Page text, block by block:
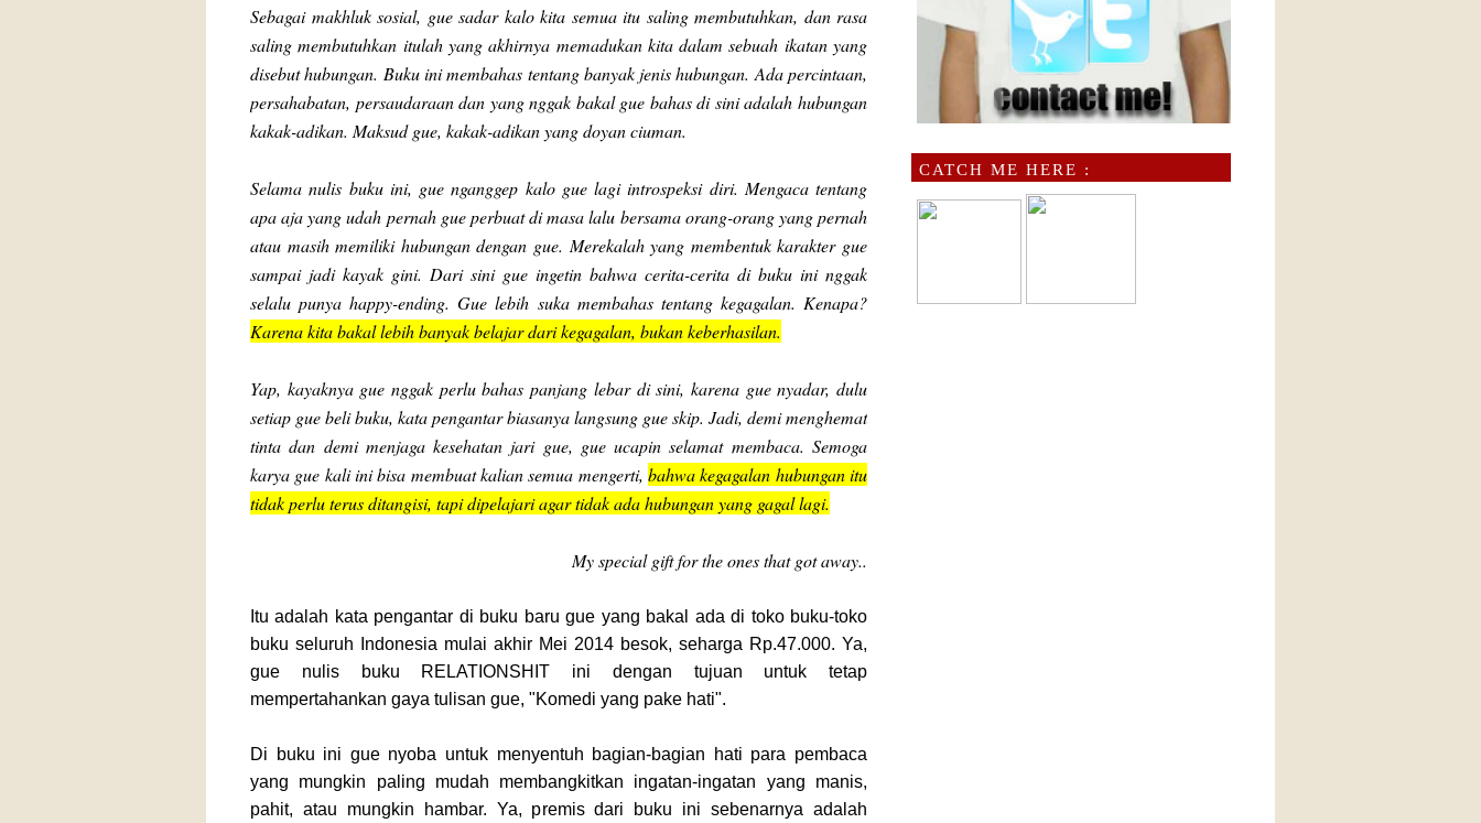
Sebagai makhluk sosial, gue sadar kalo kita semua itu saling membutuhkan, dan rasa
saling membutuhkan itulah yang akhirnya memadukan kita dalam sebuah ikatan yang
disebut hubungan. Buku ini membahas tentang banyak jenis hubungan. Ada percintaan,
persahabatan, persaudaraan dan yang nggak bakal gue bahas di sini adalah hubungan
kakak-adikan. Maksud gue, kakak-adikan yang doyan ciuman.
Selama nulis buku ini, gue nganggep kalo gue lagi introspeksi diri. Mengaca tentang
apa aja yang udah pernah gue perbuat di masa lalu bersama orang-orang yang pernah
atau masih memiliki hubungan dengan gue. Merekalah yang membentuk karakter gue
sampai jadi kayak gini. Dari sini gue ingetin bahwa cerita-cerita di buku ini nggak
selalu punya happy-ending. Gue lebih suka membahas tentang kegagalan. Kenapa?
Karena kita bakal lebih banyak belajar dari kegagalan, bukan keberhasilan.
Yap, kayaknya gue nggak perlu bahas panjang lebar di sini, karena gue nyadar, dulu
setiap gue beli buku, kata pengantar biasanya langsung gue skip. Jadi, demi menghemat
tinta dan demi menjaga kesehatan jari gue, gue ucapin selamat membaca. Semoga
karya gue kali ini bisa membuat kalian semua mengerti, bahwa kegagalan hubungan itu
tidak perlu terus ditangisi, tapi dipelajari agar tidak ada hubungan yang gagal lagi.
My special gift for the ones that got away..
Itu adalah kata pengantar di buku baru gue yang bakal ada di toko buku-toko
buku seluruh Indonesia mulai akhir Mei 2014 besok, seharga Rp.47.000. Ya,
gue nulis buku RELATIONSHIT ini dengan tujuan untuk tetap
mempertahankan gaya tulisan gue, "Komedi yang pake hati".
Di buku ini gue nyoba untuk menyentuh bagian-bagian hati para pembaca
yang mungkin paling mudah membangkitkan ingatan-ingatan yang manis,
pahit, atau mungkin hambar. Ya, premis dari buku ini sebenarnya adalah
CATCH ME HERE :